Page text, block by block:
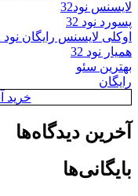
لایسنس نود32
پسورد نود 32
اوکلی لایسنس رایگان نود 32
همیار نود 32
بهترین سئو
رایگان
خرید
آخرین دیدگاه‌ها
بایگانی‌ها